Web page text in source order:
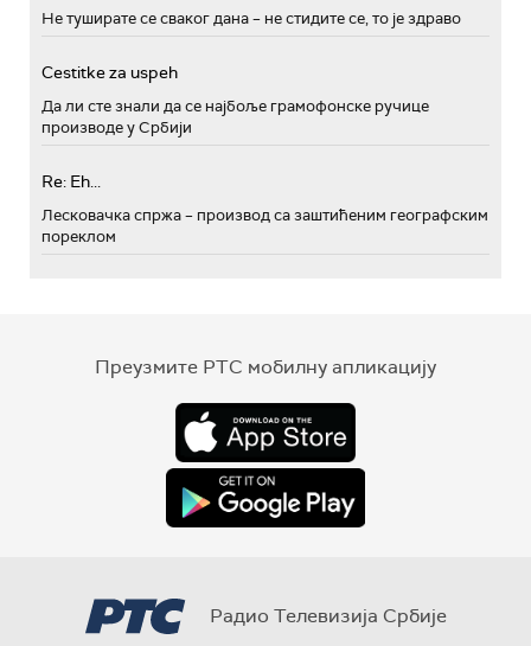
Не туширате се сваког дана – не стидите се, то је здраво
Cestitke za uspeh
Да ли сте знали да се најбоље грамофонске ручице
производе у Србији
Re: Eh...
Лесковачка спржа – производ са заштићеним географским
пореклом
Преузмите РТС мобилну апликацију
Радио Телевизија Србије